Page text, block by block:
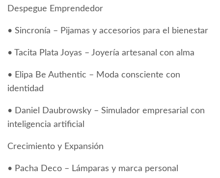
Despegue Emprendedor
• Sincronía – Pijamas y accesorios para el bienestar
• Tacita Plata Joyas – Joyería artesanal con alma
• Elipa Be Authentic – Moda consciente con
identidad
• Daniel Daubrowsky – Simulador empresarial con
inteligencia artificial
Crecimiento y Expansión
• Pacha Deco – Lámparas y marca personal